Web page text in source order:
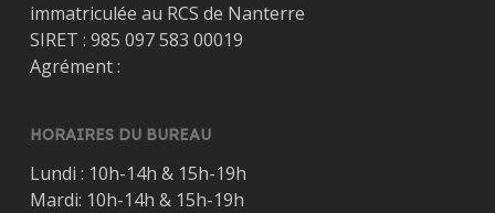
immatriculée au RCS de Nanterre
SIRET : 985 097 583 00019
Agrément :
HORAIRES DU BUREAU
Lundi : 10h-14h & 15h-19h
Mardi: 10h-14h & 15h-19h